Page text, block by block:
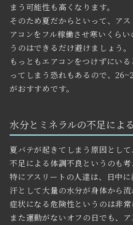
まう可能性も高くなります。
そのため夏だからといって、ア
アコンをフル稼働させ寒いくら
うのはできるだけ避けましょう。
もっともエアコンをつけずにい
ってしまう恐れもあるので、
がおすすめです。
水分とミネラルの不足によ
夏バテが起きてしまう原因とし
不足による体調不良というのも考
特にアスリートの人達は、日中
汗として大量の水分が身体から
症状になる危険性というのは非常
また運動がないオフの日でも、